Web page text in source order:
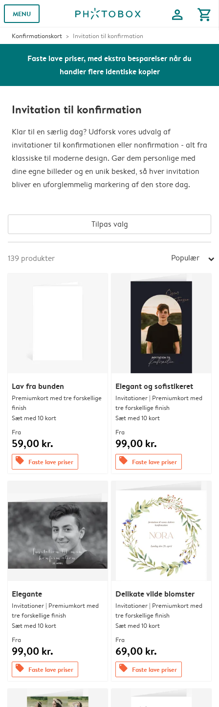
MENU profile shopping_cart
Konfirmationskort Invitation til konfirmation
Faste lave priser, med ekstra besparelser når du
handler flere identiske kopier
Invitation til konfirmation
Klar til en særlig dag? Udforsk vores udvalg af
invitationer til konfirmationen eller nonfirmation - alt fra
klassiske til moderne design. Gør dem personlige med
dine egne billeder og en unik besked, så hver invitation
bliver en uforglemmelig markering af den store dag.
Tilpas valg
139 produkter Populær arrow_right
Lav fra bunden
Premiumkort med tre forskellige
finish
Sæt med 10 kort
Fra
59,00 kr.
offers Faste lave priser
Elegant og sofistikeret
Invitationer | Premiumkort med
tre forskellige finish
Sæt med 10 kort
Fra
99,00 kr.
offers Faste lave priser
Elegante
Invitationer | Premiumkort med
tre forskellige finish
Sæt med 10 kort
Fra
99,00 kr.
offers Faste lave priser
Delikate vilde blomster
Invitationer | Premiumkort med
tre forskellige finish
Sæt med 10 kort
Fra
69,00 kr.
offers Faste lave priser